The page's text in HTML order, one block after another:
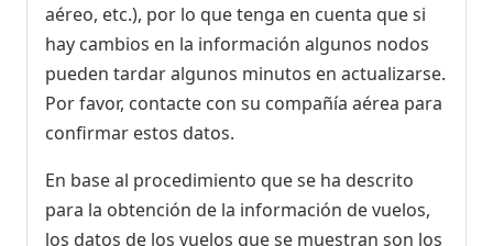
aéreo, etc.), por lo que tenga en cuenta que si
hay cambios en la información algunos nodos
pueden tardar algunos minutos en actualizarse.
Por favor, contacte con su compañía aérea para
confirmar estos datos.
En base al procedimiento que se ha descrito
para la obtención de la información de vuelos,
los datos de los vuelos que se muestran son los